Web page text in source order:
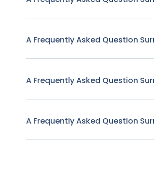
A Frequently Asked Question
A Frequently Asked Question
A Frequently Asked Question